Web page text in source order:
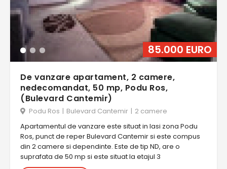
85.000 EURO
De vanzare apartament, 2 camere,
nedecomandat, 50 mp, Podu Ros,
(Bulevard Cantemir)
Podu Ros | Bulevard Cantemir | 2 camere
Apartamentul de vanzare este situat in Iasi zona Podu
Ros, punct de reper Bulevard Cantemir si este compus
din 2 camere si dependinte. Este de tip ND, are o
suprafata de 50 mp si este situat la etajul 3